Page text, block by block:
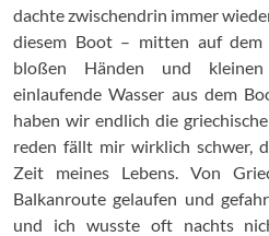
dachte zwischendrin immer
diesem Boot – mitten auf
bloßen Händen und
einlaufende Wasser aus dem
haben wir endlich die
reden fällt mir wirklich schwer,
Zeit meines Lebens. Von
Balkanroute gelaufen und
und ich wusste oft nachts